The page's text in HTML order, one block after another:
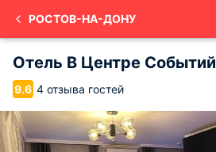
РОСТОВ-НА-ДОНУ
Отель В Центре Событий
9.6 4 отзыва гостей